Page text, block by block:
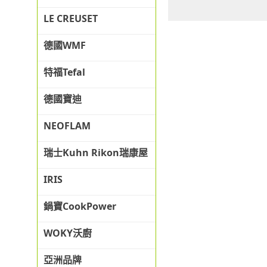
LE CREUSET
德國WMF
特福Tefal
德國寶迪
NEOFLAM
瑞士Kuhn Rikon瑞康屋
IRIS
鍋寶CookPower
WOKY沃廚
亞洲品牌